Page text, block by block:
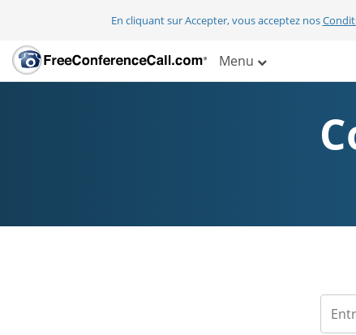
En cliquant sur Accepter, vous acceptez nos
Menu